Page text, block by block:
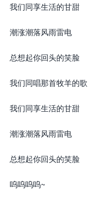
我们同享生活的甘甜
潮涨潮落风雨雷电
总想起你回头的笑脸
我们同唱那首牧羊的歌
我们同享生活的甘甜
潮涨潮落风雨雷电
总想起你回头的笑脸
呜呜呜呜~